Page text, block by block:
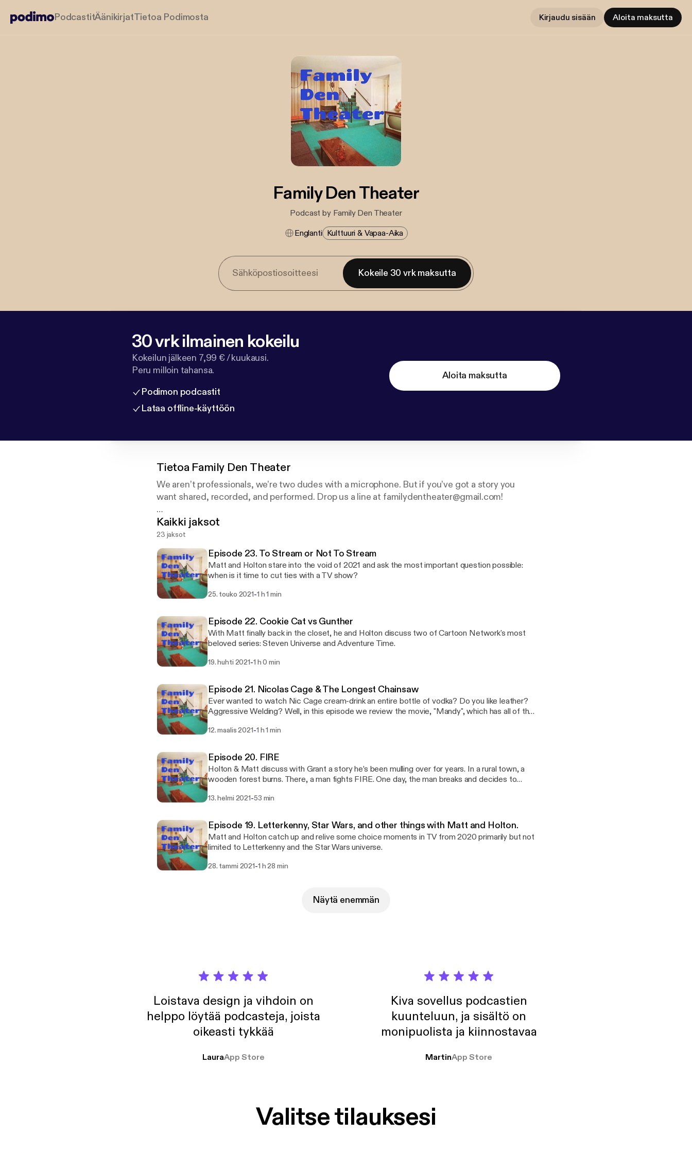
PodcastitÄänikirjatTietoa Podimosta Kirjaudu sisään Aloita maksutta
Family Den Theater
Podcast by Family Den Theater
Englanti Kulttuuri & Vapaa-Aika
Kokeile 30 vrk maksutta
30 vrk ilmainen kokeilu
Kokeilun jälkeen 7,99 € / kuukausi.
Peru milloin tahansa.
Podimon podcastit
Lataa offline-käyttöön
Aloita maksutta
Tietoa Family Den Theater
We aren’t professionals, we’re two dudes with a microphone. But if you’ve got a story you
want shared, recorded, and performed. Drop us a line at familydentheater@gmail.com!
Stay Tuned & Come get us, dorks!
Kaikki jaksot
23 jaksot
Episode 23. To Stream or Not To Stream
Matt and Holton stare into the void of 2021 and ask the most important question possible:
when is it time to cut ties with a TV show?
25. touko 2021-1 h 1 min
Episode 22. Cookie Cat vs Gunther
With Matt finally back in the closet, he and Holton discuss two of Cartoon Network's most
beloved series: Steven Universe and Adventure Time.
19. huhti 2021-1 h 0 min
Episode 21. Nicolas Cage & The Longest Chainsaw
Ever wanted to watch Nic Cage cream-drink an entire bottle of vodka? Do you like leather?
Aggressive Welding? Well, in this episode we review the movie, "Mandy", which has all of the
12. maalis 2021-1 h 1 min
Episode 20. FIRE
Holton & Matt discuss with Grant a story he’s been mulling over for years. In a rural town, a
wooden forest burns. There, a man fights FIRE. One day, the man breaks and decides to
13. helmi 2021-53 min
Episode 19. Letterkenny, Star Wars, and other things with Matt and Holton.
Matt and Holton catch up and relive some choice moments in TV from 2020 primarily but not
limited to Letterkenny and the Star Wars universe.
28. tammi 2021-1 h 28 min
Näytä enemmän
Loistava design ja vihdoin on
helppo löytää podcasteja, joista
oikeasti tykkää
LauraApp Store
Kiva sovellus podcastien
kuunteluun, ja sisältö on
monipuolista ja kiinnostavaa
MartinApp Store
Valitse tilauksesi